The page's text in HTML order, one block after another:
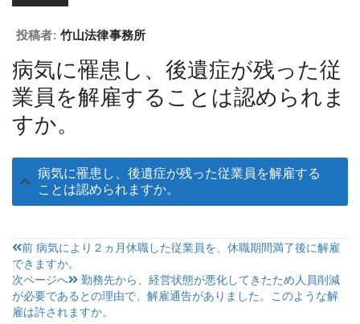
投稿者: 竹山法律事務所
病気に罹患し、後遺症が残った従
業員を解雇することは認められま
すか。
病気に罹患し、後遺症が残った従業員を解雇する
ことは認められますか。
投
稿
ナ
前 病気により２ヵ月休職した従業員を、休職期間満了後に解雇
できますか。
次ページへ
勤務先から、経営状態が悪化してきたため人員削減
が必要であるとの理由で、解雇通告がありました。このような解
雇は許されますか。